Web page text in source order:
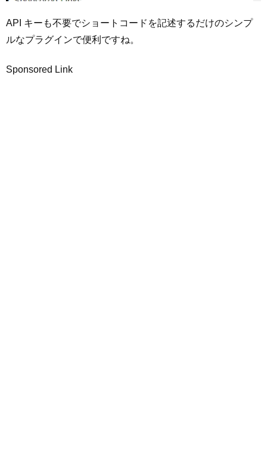
API キーも不要でショートコードを記述するだけのシンプ
ルなプラグインで便利ですね。
Sponsored Link